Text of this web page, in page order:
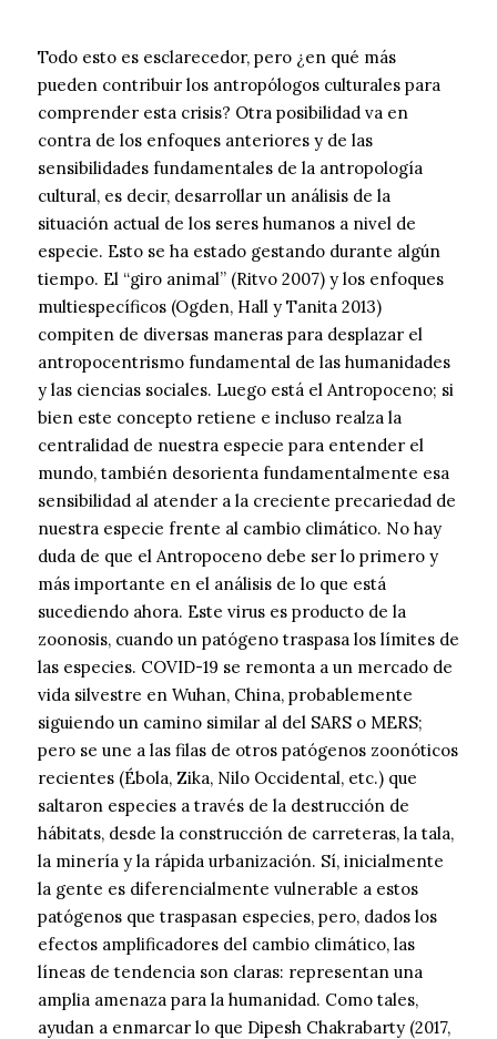
Todo esto es esclarecedor, pero ¿en qué más
pueden contribuir los antropólogos culturales para
comprender esta crisis? Otra posibilidad va en
contra de los enfoques anteriores y de las
sensibilidades fundamentales de la antropología
cultural, es decir, desarrollar un análisis de la
situación actual de los seres humanos a nivel de
especie. Esto se ha estado gestando durante algún
tiempo. El “giro animal” (Ritvo 2007) y los enfoques
multiespecíficos (Ogden, Hall y Tanita 2013)
compiten de diversas maneras para desplazar el
antropocentrismo fundamental de las humanidades
y las ciencias sociales. Luego está el Antropoceno; si
bien este concepto retiene e incluso realza la
centralidad de nuestra especie para entender el
mundo, también desorienta fundamentalmente esa
sensibilidad al atender a la creciente precariedad de
nuestra especie frente al cambio climático. No hay
duda de que el Antropoceno debe ser lo primero y
más importante en el análisis de lo que está
sucediendo ahora. Este virus es producto de la
zoonosis, cuando un patógeno traspasa los límites de
las especies. COVID-19 se remonta a un mercado de
vida silvestre en Wuhan, China, probablemente
siguiendo un camino similar al del SARS o MERS;
pero se une a las filas de otros patógenos zoonóticos
recientes (Ébola, Zika, Nilo Occidental, etc.) que
saltaron especies a través de la destrucción de
hábitats, desde la construcción de carreteras, la tala,
la minería y la rápida urbanización. Sí, inicialmente
la gente es diferencialmente vulnerable a estos
patógenos que traspasan especies, pero, dados los
efectos amplificadores del cambio climático, las
líneas de tendencia son claras: representan una
amplia amenaza para la humanidad. Como tales,
ayudan a enmarcar lo que Dipesh Chakrabarty (2017,